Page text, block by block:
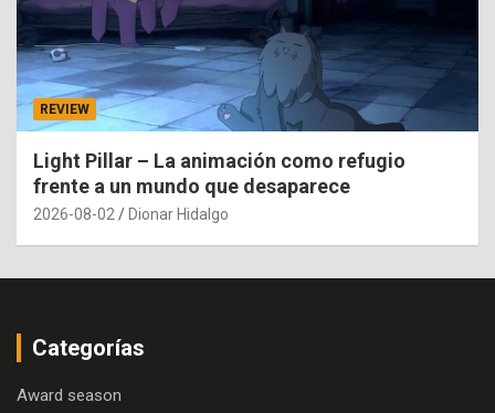
REVIEW
Light Pillar – La animación como refugio
frente a un mundo que desaparece
2026-08-02 Dionar Hidalgo
Categorías
Award season